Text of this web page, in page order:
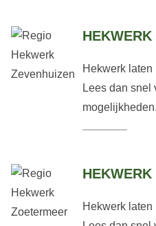
HEKWERK
Hekwerk
Lees dan snel
mogelijkheden.
HEKWERK
Hekwerk